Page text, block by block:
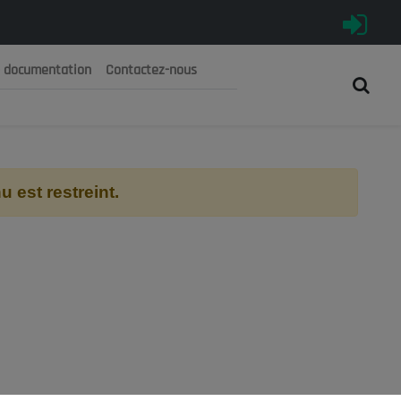
الجزائرية الديمقراطية الشعبية
documentation Contactez-nous
est restreint.